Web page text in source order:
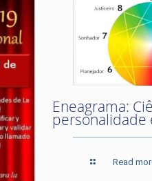
Eneagrama:
personalidade
Read